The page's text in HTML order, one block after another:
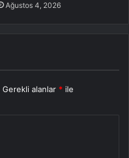
Ağustos 4, 2026
Gerekli alanlar * ile